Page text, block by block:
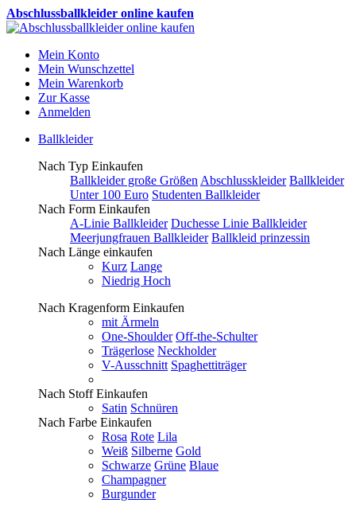
Abschlussballkleider online kaufen
Mein Konto
Mein Wunschzettel
Mein Warenkorb
Zur Kasse
Anmelden
Ballkleider
Nach Typ Einkaufen
Ballkleider große Größen Abschlusskleider Ballkleider
Unter 100 Euro Studenten Ballkleider
Nach Form Einkaufen
A-Linie Ballkleider Duchesse Linie Ballkleider
Meerjungfrauen Ballkleider Ballkleid prinzessin
Nach Länge einkaufen
Kurz Lange
Niedrig Hoch
Nach Kragenform Einkaufen
mit Ärmeln
One-Shoulder Off-the-Schulter
Trägerlose Neckholder
V-Ausschnitt Spaghettiträger
Nach Stoff Einkaufen
Satin Schnüren
Nach Farbe Einkaufen
Rosa Rote Lila
Weiß Silberne Gold
Schwarze Grüne Blaue
Champagner
Burgunder